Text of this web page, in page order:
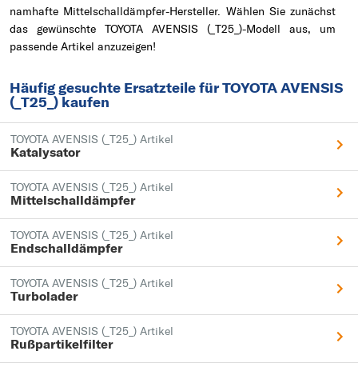
namhafte Mittelschalldämpfer-Hersteller. Wählen Sie zunächst
das gewünschte TOYOTA AVENSIS (_T25_)-Modell aus, um
passende Artikel anzuzeigen!
Häufig gesuchte Ersatzteile für TOYOTA AVENSIS
(_T25_) kaufen
TOYOTA AVENSIS (_T25_) Artikel
Katalysator
TOYOTA AVENSIS (_T25_) Artikel
Mittelschalldämpfer
TOYOTA AVENSIS (_T25_) Artikel
Endschalldämpfer
TOYOTA AVENSIS (_T25_) Artikel
Turbolader
TOYOTA AVENSIS (_T25_) Artikel
Rußpartikelfilter